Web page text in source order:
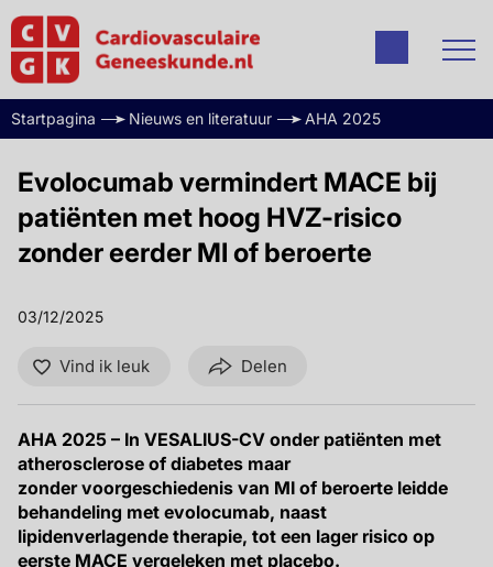
Startpagina Nieuws en literatuur AHA 2025
Evolocumab vermindert MACE bij
patiënten met hoog HVZ-risico
zonder eerder MI of beroerte
03/12/2025
Vind ik leuk Delen
AHA 2025 – In VESALIUS-CV onder patiënten met
atherosclerose of diabetes maar
zonder voorgeschiedenis van MI of beroerte leidde
behandeling met evolocumab, naast
lipidenverlagende therapie, tot een lager risico op
eerste MACE vergeleken met placebo.